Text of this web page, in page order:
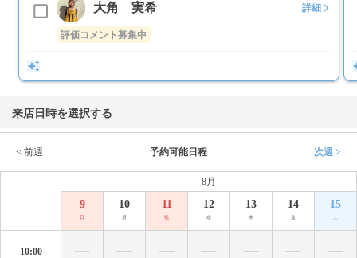
大角 実希 詳細
評価コメント募集中
来店日時を選択する
< 前週 予約可能日程 次週 >
8月
9
日
10
月
11
祝
12
水
13
木
14
金
15
土
10:00